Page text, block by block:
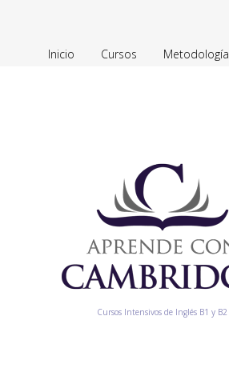
Inicio Cursos Metodología
Cursos Intensivos de Inglés B1 y B2